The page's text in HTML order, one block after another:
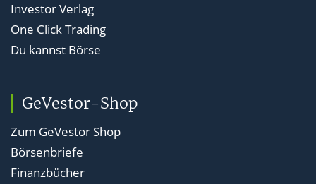
Investor Verlag
One Click Trading
Du kannst Börse
GeVestor-Shop
Zum GeVestor Shop
Börsenbriefe
Finanzbücher